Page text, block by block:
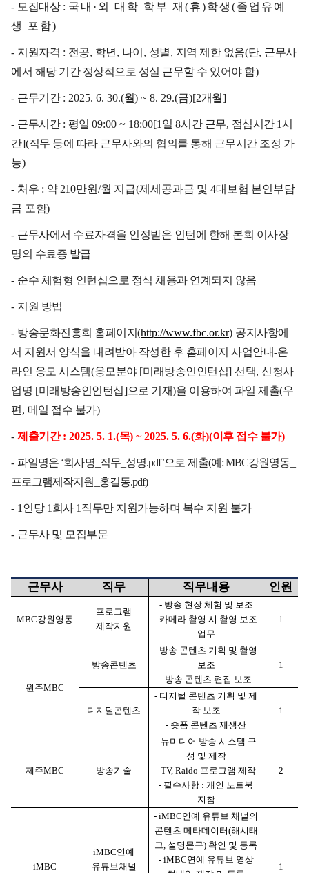
- 모집대상 : 국내 · 외 대학 학부 재(휴)학생(졸업유예
생 포함)
- 지원자격 : 전공, 학년 , 나이 , 성별, 지역 제한 없음(단, 근무사
에서 해당 기간 정상적으로 성실 근무할 수 있어야 함)
- 근무기간 : 2025. 6. 30.(월) ~ 8. 29.(금)[2개월]
- 근무시간 : 평일 09:00 ~ 18:00[1 일 8시간 근무, 점심시간 1시
간](직무 등에 따라 근무사와의 협의를 통해 근무시간 조정 가
능)
- 처우 : 약 210만원/월 지급(제세공과금 및 4대보험 본인부담
금 포함)
- 근무사에서 수료자격을 인정받은 인턴에 한해 본회 이사장
명의 수료증 발급
- 순수 체험형 인턴십으로 정식 채용과 연계되지 않음
- 지원 방법
- 방송문화진흥회 홈페이지 (http://www.fbc.or.kr) 공지사항에
서 지원서 양식을 내려받아 작성한 후 홈페이지 사업안내-온
라인 응모 시스템(응모분야 [미래방송인인턴십] 선택, 신청사
업명 [미래방송인인턴십]으로 기재)을 이용하여 파일 제출(우
편 , 메일 접수 불가)
- 제출기간: 2025. 5. 1.(목) ~ 2025. 5. 6.(화)(이후 접수 불가)
- 파일명은 ‘회사명 직무_ 성명.pdf’으로 제출(예 : MBC강원영동
프로그램제작지원
홍길동.pdf)
- 1 인당 1 회사 1 직무만 지원가능하며 복수 지원 불가
- 근무사 및 모집부문
근무사 직무 직무내용 인원
MBC강원영동
프로그램
제작지원
- 방송 현장 체험 및 보조
- 카메라 촬영 시 촬영 보조
업무
1
원주MBC
방송콘텐츠
- 방송 콘텐츠 기획 및 촬영
보조
- 방송 콘텐츠 편집 보조
1
디지털콘텐츠
- 디지털 콘텐츠 기획 및 제
작 보조
- 숏폼 콘텐츠 재생산
1
제주MBC 방송기술
- 뉴미디어 방송 시스템 구
성 및 제작
- TV, Raido 프로그램 제작
- 필수사항 : 개인 노트북
지참
2
iMBC
iMBC연예
유튜브채널
- iMBC연예 유튜브 채널의
콘텐츠 메타데이터(해시태
그, 설명문구) 확인 및 등록
- iMBC연예 유튜브 영상
1